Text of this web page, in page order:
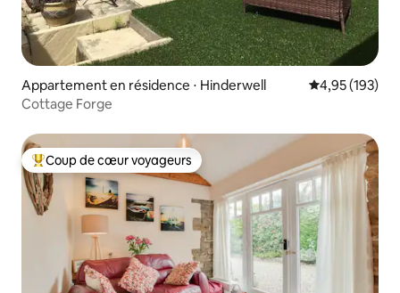
Appartement en résidence ⋅ Hinderwell Évaluation
4,95 (193)
Cottage Forge
Coups de cœur voyageurs les plus appréciés
Coup de cœur voyageurs